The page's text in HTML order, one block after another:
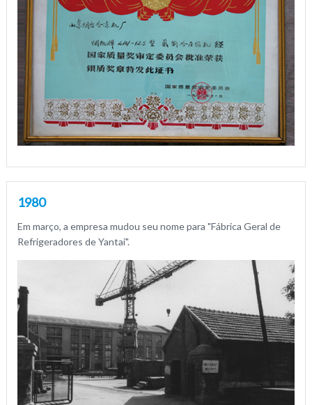
1980
Em março, a empresa mudou seu nome para "Fábrica Geral de
Refrigeradores de Yantai".